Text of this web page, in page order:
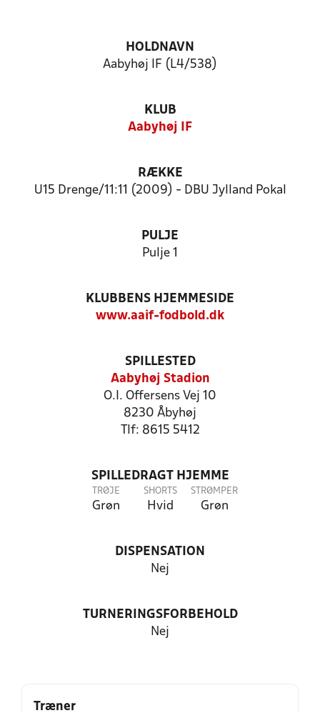
HOLDNAVN
Aabyhøj IF (L4/538)
KLUB
Aabyhøj IF
RÆKKE
U15 Drenge/11:11 (2009) - DBU Jylland Pokal
PULJE
Pulje 1
KLUBBENS HJEMMESIDE
www.aaif-fodbold.dk
SPILLESTED
Aabyhøj Stadion
O.I. Offersens Vej 10
8230 Åbyhøj
Tlf: 8615 5412
SPILLEDRAGT HJEMME
TRØJE
Grøn
SHORTS
Hvid
STRØMPER
Grøn
DISPENSATION
Nej
TURNERINGSFORBEHOLD
Nej
Træner